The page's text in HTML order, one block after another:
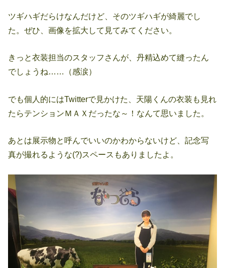
ツギハギだらけなんだけど、そのツギハギが綺麗でし
た。ぜひ、画像を拡大して見てみてください。
きっと衣装担当のスタッフさんが、丹精込めて縫ったん
でしょうね……（感涙）
でも個人的にはTwitterで見かけた、天陽くんの衣装も見れ
たらテンションＭＡＸだったな～！なんて思いました。
あとは展示物と呼んでいいのかわからないけど、記念写
真が撮れるような(?)スペースもありましたよ。